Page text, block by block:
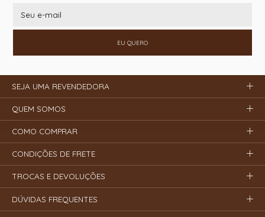
EU QUERO
SEJA UMA REVENDEDORA
QUEM SOMOS
COMO COMPRAR
CONDIÇÕES DE FRETE
TROCAS E DEVOLUÇÕES
DÚVIDAS FREQUENTES